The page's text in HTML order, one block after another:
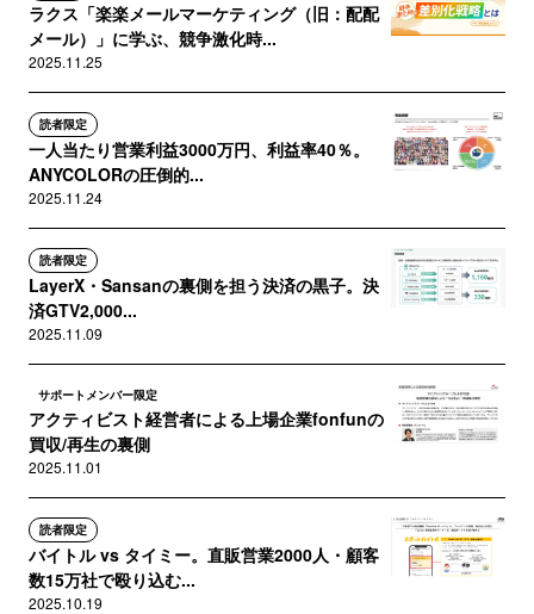
ラクス「楽楽メールマーケティング（旧：配配
メール）」に学ぶ、競争激化時...
2025.11.25
読者限定
一人当たり営業利益3000万円、利益率40％。
ANYCOLORの圧倒的...
2025.11.24
読者限定
LayerX・Sansanの裏側を担う決済の黒子。決
済GTV2,000...
2025.11.09
サポートメンバー限定
アクティビスト経営者による上場企業fonfunの
買収/再生の裏側
2025.11.01
読者限定
バイトル vs タイミー。直販営業2000人・顧客
数15万社で殴り込む...
2025.10.19